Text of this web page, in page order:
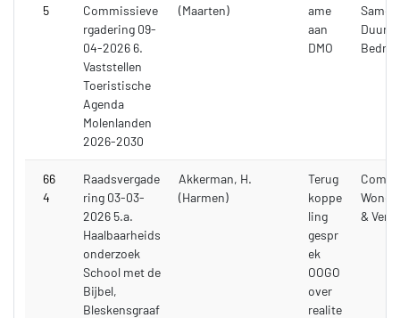
5
Commissieve
rgadering 09-
04-2026 6.
Vaststellen
Toeristische
Agenda
Molenlanden
2026-2030
(Maarten)
ame
aan
DMO
66
4
Raadsvergade
ring 03-03-
2026 5.a.
Haalbaarheids
onderzoek
School met de
Bijbel,
Bleskensgraaf
Akkerman, H.
(Harmen)
Terug
koppe
ling
gespr
ek
OOGO
over
realite
&